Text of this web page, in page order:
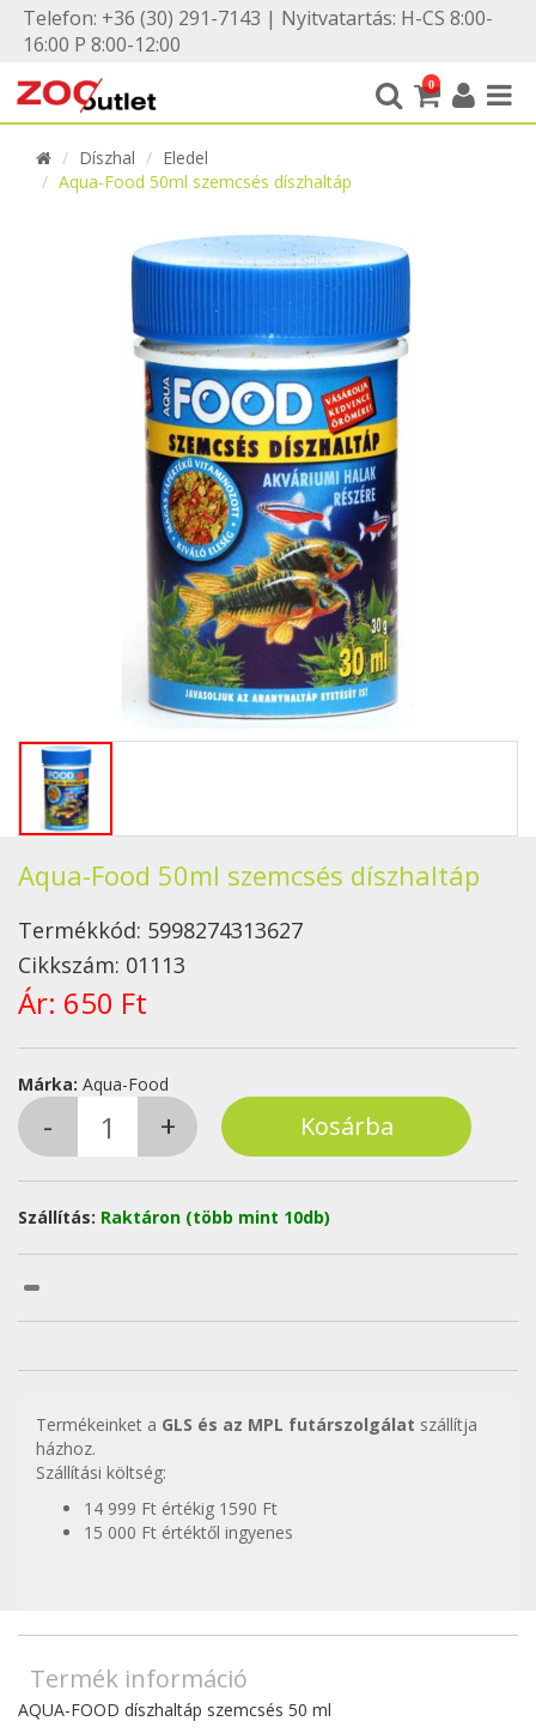
Telefon: +36 (30) 291-7143 | Nyitvatartás: H-CS 8:00-
16:00 P 8:00-12:00
0
Díszhal
Eledel
Aqua-Food 50ml szemcsés díszhaltáp
Aqua-Food 50ml szemcsés díszhaltáp
Termékkód: 5998274313627
Cikkszám: 01113
Ár: 650 Ft
Márka: Aqua-Food
Szállítás: Raktáron (több mint 10db)
Termékeinket a GLS és az MPL futárszolgálat szállítja
házhoz.
Szállítási költség:
14 999 Ft értékig 1590 Ft
15 000 Ft értéktől ingyenes
Termék információ
AQUA-FOOD díszhaltáp szemcsés 50 ml